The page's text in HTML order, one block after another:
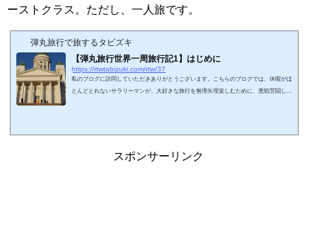
ーストクラス。ただし、一人旅です。
弾丸旅行で旅するタビズキ
【弾丸旅行世界一周旅行記1】はじめに
https://rtwtabizuki.com/rtw/37
私のブログに訪問していただきありがとうございます。こちらのブログでは、休暇がほ
とんどとれないサラリーマンが、大好きな旅行を無理矢理楽しむために、悪戦苦闘しな
も・・・」などといろいろ思い描きなが...
スポンサーリンク